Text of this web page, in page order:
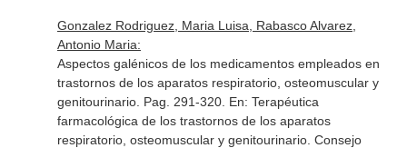
Gonzalez Rodriguez, Maria Luisa, Rabasco Alvarez,
Antonio Maria:
Aspectos galénicos de los medicamentos empleados en
trastornos de los aparatos respiratorio, osteomuscular y
genitourinario. Pag. 291-320. En: Terapéutica
farmacológica de los trastornos de los aparatos
respiratorio, osteomuscular y genitourinario. Consejo